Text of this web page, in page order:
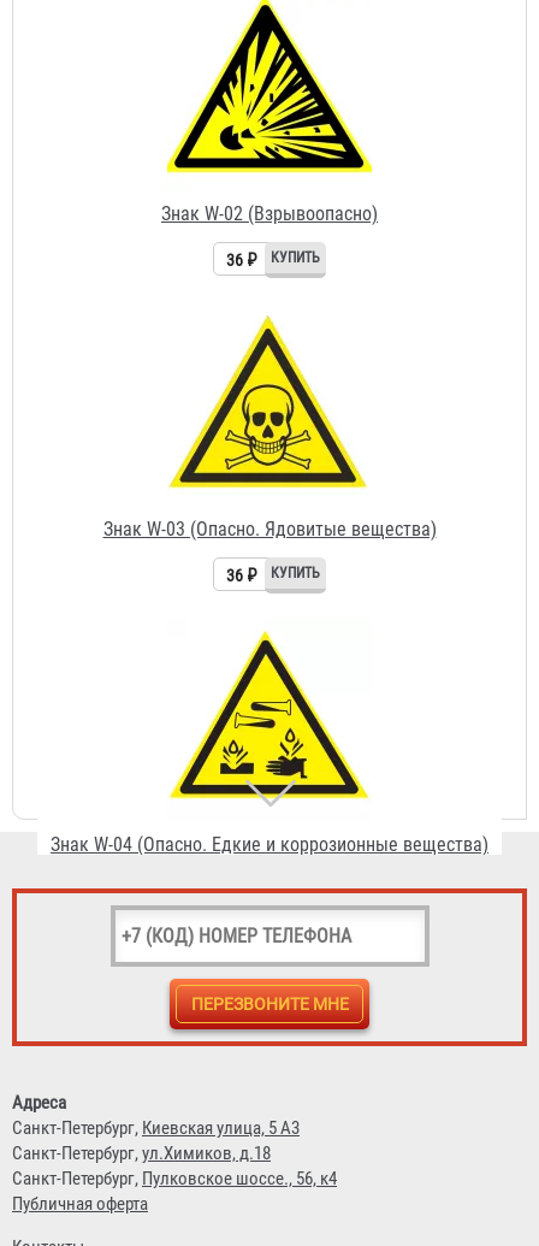
Знак W-02 (Взрывоопасно)
36 ₽
Знак W-03 (Опасно. Ядовитые вещества)
36 ₽
Знак W-04 (Опасно. Едкие и коррозионные вещества)
36 ₽
Знак W-05 (Опасно. Радиоактивные вещества или
Адреса
Санкт-Петербург, Киевская улица, 5 А3
Санкт-Петербург,ул.Химиков, д.18
Санкт-Петербург, Пулковское шоссе., 56, к4
Публичная оферта